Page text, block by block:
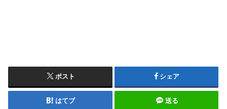
ポスト シェア
はてブ 送る